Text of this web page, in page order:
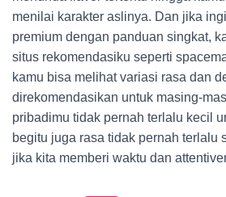
menilai karakter aslinya. Dan jika
premium dengan panduan singkat,
situs rekomendasiku seperti
kamu bisa melihat variasi rasa dan
direkomendasikan untuk masing-
pribadimu tidak pernah terlalu kecil
begitu juga rasa tidak pernah terlalu
jika kita memberi waktu dan